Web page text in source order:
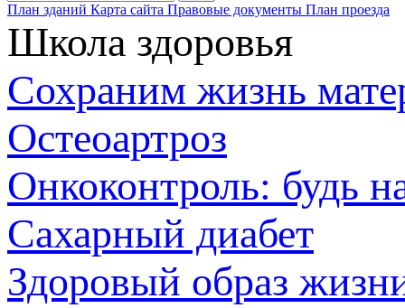
План зданий Карта сайта Правовые документы План проезда
Школа здоровья
Сохраним жизнь
Остеоартроз
Онкоконтроль: будь
Сахарный диабет
Здоровый образ